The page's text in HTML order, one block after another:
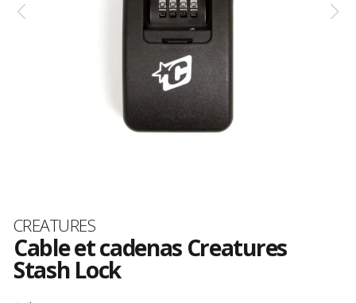
Marque
CREATURES
Cable et cadenas Creatures
Stash Lock